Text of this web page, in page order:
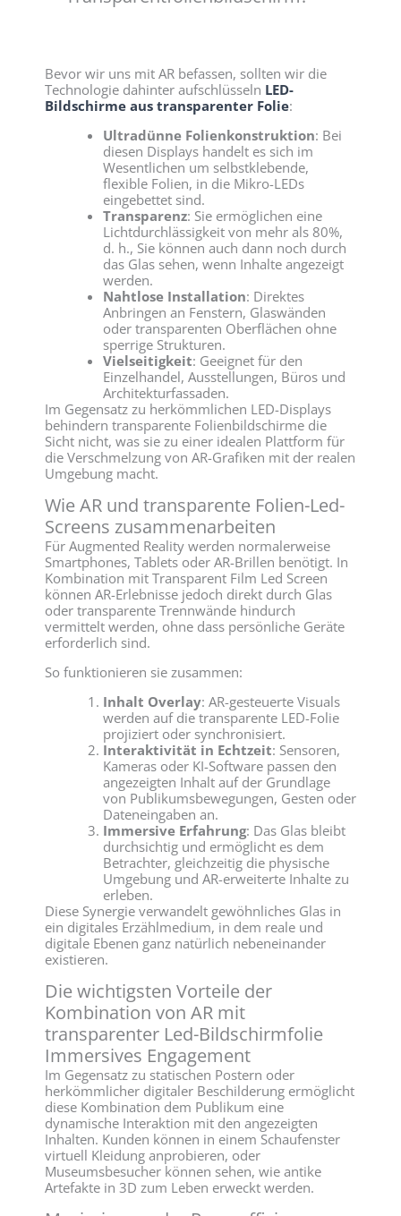
Bevor wir uns mit AR befassen, sollten wir die
Technologie dahinter aufschlüsseln LED-
Bildschirme aus transparenter Folie:
Ultradünne Folienkonstruktion: Bei
diesen Displays handelt es sich im
Wesentlichen um selbstklebende,
flexible Folien, in die Mikro-LEDs
eingebettet sind.
Transparenz: Sie ermöglichen eine
Lichtdurchlässigkeit von mehr als 80%,
d. h., Sie können auch dann noch durch
das Glas sehen, wenn Inhalte angezeigt
werden.
Nahtlose Installation: Direktes
Anbringen an Fenstern, Glaswänden
oder transparenten Oberflächen ohne
sperrige Strukturen.
Vielseitigkeit: Geeignet für den
Einzelhandel, Ausstellungen, Büros und
Architekturfassaden.
Im Gegensatz zu herkömmlichen LED-Displays
behindern transparente Folienbildschirme die
Sicht nicht, was sie zu einer idealen Plattform für
die Verschmelzung von AR-Grafiken mit der realen
Umgebung macht.
Wie AR und transparente Folien-Led-
Screens zusammenarbeiten
Für Augmented Reality werden normalerweise
Smartphones, Tablets oder AR-Brillen benötigt. In
Kombination mit Transparent Film Led Screen
können AR-Erlebnisse jedoch direkt durch Glas
oder transparente Trennwände hindurch
vermittelt werden, ohne dass persönliche Geräte
erforderlich sind.
So funktionieren sie zusammen:
Inhalt Overlay: AR-gesteuerte Visuals
werden auf die transparente LED-Folie
projiziert oder synchronisiert.
Interaktivität in Echtzeit: Sensoren,
Kameras oder KI-Software passen den
angezeigten Inhalt auf der Grundlage
von Publikumsbewegungen, Gesten oder
Dateneingaben an.
Immersive Erfahrung: Das Glas bleibt
durchsichtig und ermöglicht es dem
Betrachter, gleichzeitig die physische
Umgebung und AR-erweiterte Inhalte zu
erleben.
Diese Synergie verwandelt gewöhnliches Glas in
ein digitales Erzählmedium, in dem reale und
digitale Ebenen ganz natürlich nebeneinander
existieren.
Die wichtigsten Vorteile der
Kombination von AR mit
transparenter Led-Bildschirmfolie
Immersives Engagement
Im Gegensatz zu statischen Postern oder
herkömmlicher digitaler Beschilderung ermöglicht
diese Kombination dem Publikum eine
dynamische Interaktion mit den angezeigten
Inhalten. Kunden können in einem Schaufenster
virtuell Kleidung anprobieren, oder
Museumsbesucher können sehen, wie antike
Artefakte in 3D zum Leben erweckt werden.